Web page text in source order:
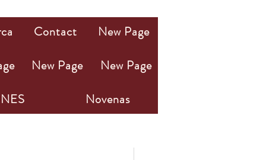
Contact
New Page
New Page
New Page
Novenas